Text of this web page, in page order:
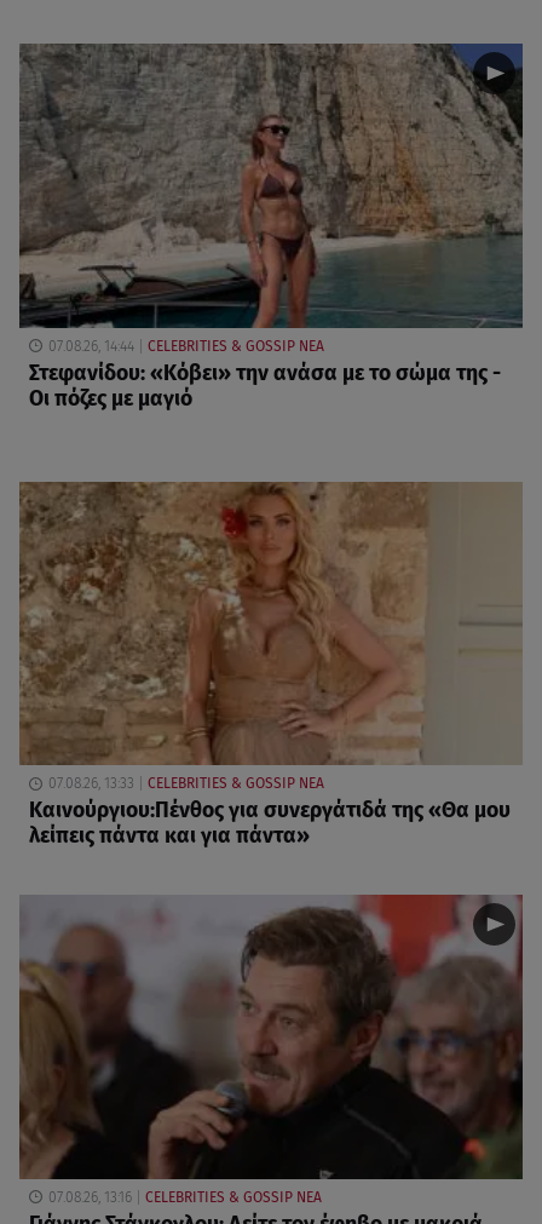
07.08.26, 14:44 CELEBRITIES & GOSSIP ΝΕΑ
Στεφανίδου: «Κόβει» την ανάσα με το σώμα της -
Οι πόζες με μαγιό
07.08.26, 13:33 CELEBRITIES & GOSSIP ΝΕΑ
Καινούργιου:Πένθος για συνεργάτιδά της «Θα μου
λείπεις πάντα και για πάντα»
07.08.26, 13:16 CELEBRITIES & GOSSIP ΝΕΑ